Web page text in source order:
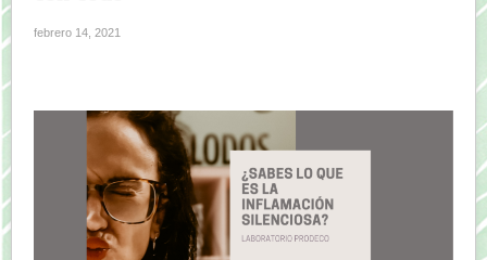
febrero 14, 2021